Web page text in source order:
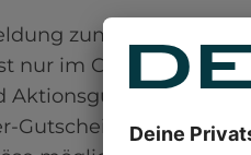
zum DEPOT
nur im Onlineshop
Gutscheine sowie